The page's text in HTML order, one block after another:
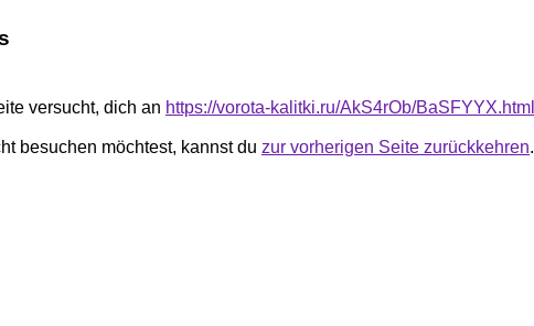
versucht, dich an https://vorota-kalitki.ru/AkS4rOb/BaSFYYX.html
besuchen möchtest, kannst du zur vorherigen Seite zurückkehren.